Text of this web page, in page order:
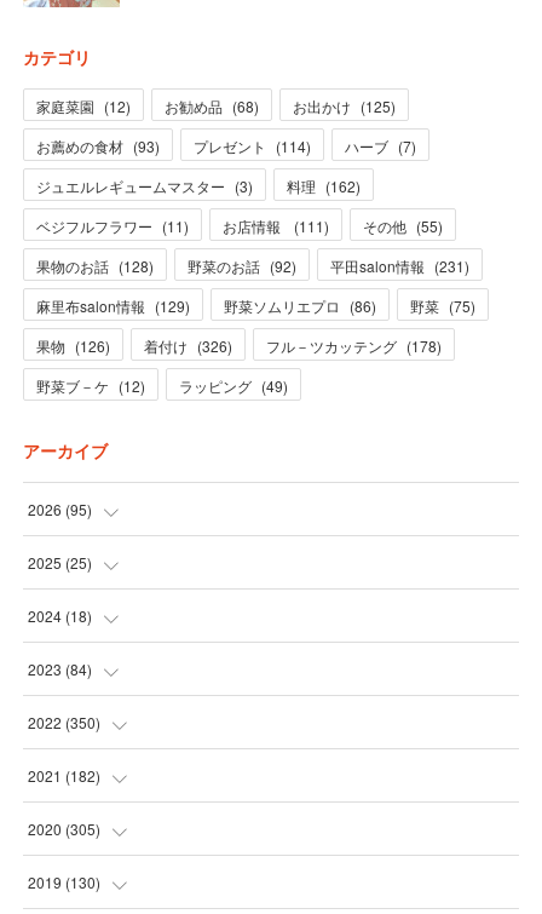
カテゴリ
家庭菜園 (12) お勧め品 (68) お出かけ (125)
お薦めの食材 (93) プレゼント (114) ハーブ (7)
ジュエルレギュームマスター (3) 料理 (162)
ベジフルフラワー (11) お店情報 (111) その他 (55)
果物のお話 (128) 野菜のお話 (92) 平田salon情報 (231)
麻里布salon情報 (129) 野菜ソムリエプロ (86) 野菜 (75)
果物 (126) 着付け (326) フル－ツカッテング (178)
野菜ブ－ケ (12) ラッピング (49)
アーカイブ
2026 (95)
(5
(31 )
(28
(31
2025 (25)
(3
(19 )
(1)
(1)
2024(18)
(1
(12
(2)
(1)
2023 (84)
(1)
(24
(24
(1)
2022 (350)
(16
(30
(31
2021 (182)
(25
(17
2020 (305)
(31
2019 (130)